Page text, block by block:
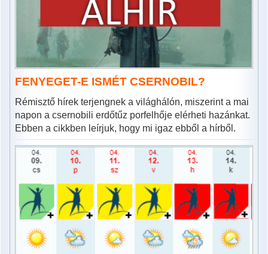
FENYEGET-E ISMÉT CSERNOBIL?
Rémisztő hírek terjengnek a világhálón, miszerint a mai
napon a csernobili erdőtűz porfelhője elérheti hazánkat.
Ebben a cikkben leírjuk, hogy mi igaz ebből a hírből.